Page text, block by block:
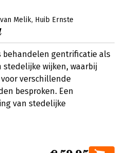
Melik Huib Ernste
behandelen gentrificatie als
wijken, waarbij
verschillende
besproken. Een
van stedelijke